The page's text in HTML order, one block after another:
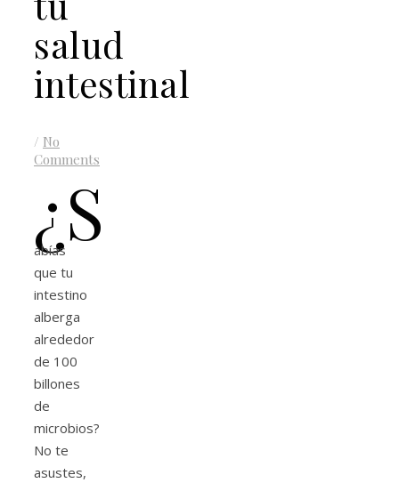
salud
intestinal
/ No
Comments
¿S
abías
que tu
intestino
alberga
alrededor
de 100
billones
de
microbios?
No te
asustes,